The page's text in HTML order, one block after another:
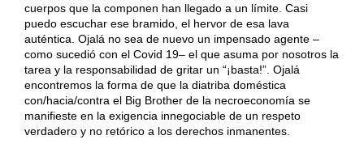
cuerpos que la componen han llegado a un límite. Casi
puedo escuchar ese bramido, el hervor de esa lava
auténtica. Ojalá no sea de nuevo un impensado agente –
como sucedió con el Covid 19– el que asuma por nosotros la
tarea y la responsabilidad de gritar un “¡basta!”. Ojalá
encontremos la forma de que la diatriba doméstica
con/hacia/contra el Big Brother de la necroeconomía se
manifieste en la exigencia innegociable de un respeto
verdadero y no retórico a los derechos inmanentes.